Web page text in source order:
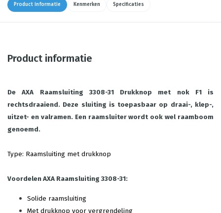
Product informatie Kenmerken Specificaties
Product informatie
De AXA Raamsluiting 3308-31 Drukknop met nok F1 is
rechtsdraaiend. Deze sluiting is toepasbaar op draai-, klep-,
uitzet- en valramen. Een raamsluiter wordt ook wel raamboom
genoemd.
Type: Raamsluiting met drukknop
Voordelen AXA Raamsluiting 3308-31:
Solide raamsluiting
Met drukknop voor vergrendeling